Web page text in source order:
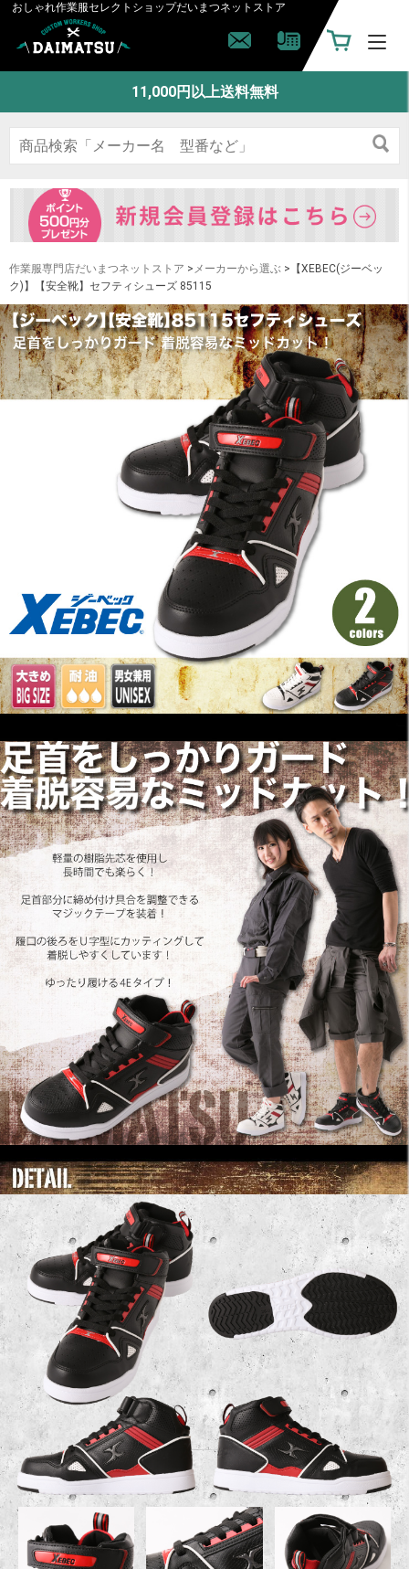
おしゃれ作業服セレクトショップだいまつネットストア
11,000円以上送料無料
作業服専門店だいまつネットストア > メーカーから選ぶ >【XEBEC(ジーベッ
ク)】【安全靴】セフティシューズ 85115